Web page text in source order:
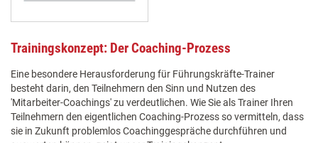
Trainingskonzept: Der Coaching-Prozess
Eine besondere Herausforderung für Führungskräfte-Trainer
besteht darin, den Teilnehmern den Sinn und Nutzen des
'Mitarbeiter-Coachings' zu verdeutlichen. Wie Sie als Trainer Ihren
Teilnehmern den eigentlichen Coaching-Prozess so vermitteln, dass
sie in Zukunft problemlos Coachinggespräche durchführen und